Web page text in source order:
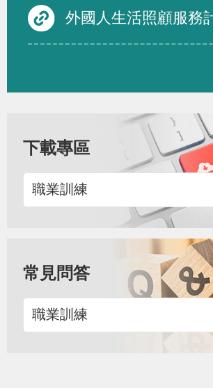
外國人生活照顧服務計畫書裁量基準修正規
下載專區
常見問答